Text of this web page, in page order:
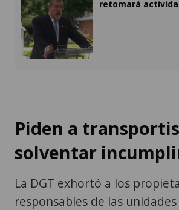
retomará
Piden a
solventar
La DGT exhortó a los
responsables de las